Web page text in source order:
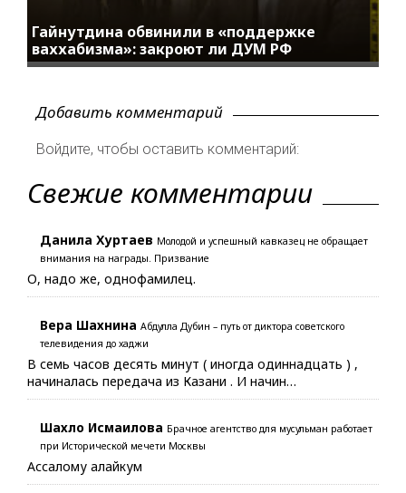
Гайнутдина обвинили в «поддержке
ваххабизма»: закроют ли ДУМ РФ
Добавить комментарий
Войдите, чтобы оставить комментарий:
Свежие комментарии
Данила Хуртаев Молодой и успешный кавказец не обращает
внимания на награды. Призвание
О, надо же, однофамилец.
Вера Шахнина Абдулла Дубин – путь от диктора советского
телевидения до хаджи
В семь часов десять минут ( иногда одиннадцать ) ,
начиналась передача из Казани . И начин…
Шахло Исмаилова Брачное агентство для мусульман работает
при Исторической мечети Москвы
Ассалому алайкум